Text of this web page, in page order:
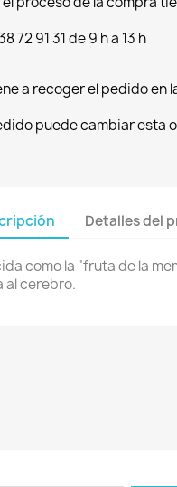
72 91 31 de 9 h a 13 h
a recoger el pedido
puede cambiar esta
Detalles del
como la "fruta de la
al cerebro.